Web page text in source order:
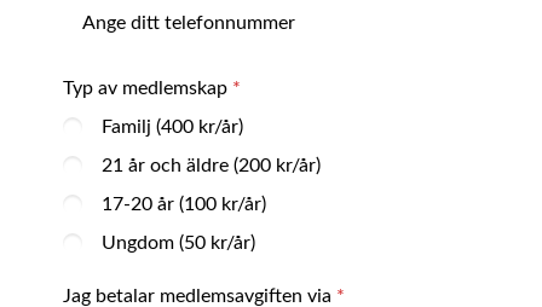
Typ av medlemskap
Familj (400 kr/år)
21 år och äldre (200 kr/år)
17-20 år (100 kr/år)
Ungdom (50 kr/år)
Jag betalar medlemsavgiften via